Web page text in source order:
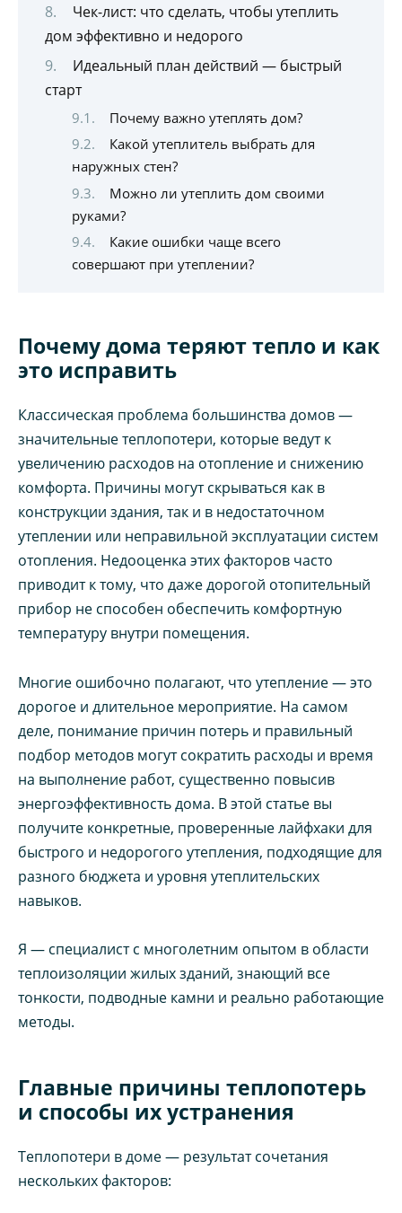
Чек-лист: что сделать, чтобы утеплить
дом эффективно и недорого
Идеальный план действий — быстрый
старт
Почему важно утеплять дом?
Какой утеплитель выбрать для
наружных стен?
Можно ли утеплить дом своими
руками?
Какие ошибки чаще всего
совершают при утеплении?
Почему дома теряют тепло и как
это исправить
Классическая проблема большинства домов —
значительные теплопотери, которые ведут к
увеличению расходов на отопление и снижению
комфорта. Причины могут скрываться как в
конструкции здания, так и в недостаточном
утеплении или неправильной эксплуатации систем
отопления. Недооценка этих факторов часто
приводит к тому, что даже дорогой отопительный
прибор не способен обеспечить комфортную
температуру внутри помещения.
Многие ошибочно полагают, что утепление — это
дорогое и длительное мероприятие. На самом
деле, понимание причин потерь и правильный
подбор методов могут сократить расходы и время
на выполнение работ, существенно повысив
энергоэффективность дома. В этой статье вы
получите конкретные, проверенные лайфхаки для
быстрого и недорогого утепления, подходящие для
разного бюджета и уровня утеплительских
навыков.
Я — специалист с многолетним опытом в области
теплоизоляции жилых зданий, знающий все
тонкости, подводные камни и реально работающие
методы.
Главные причины теплопотерь
и способы их устранения
Теплопотери в доме — результат сочетания
нескольких факторов: